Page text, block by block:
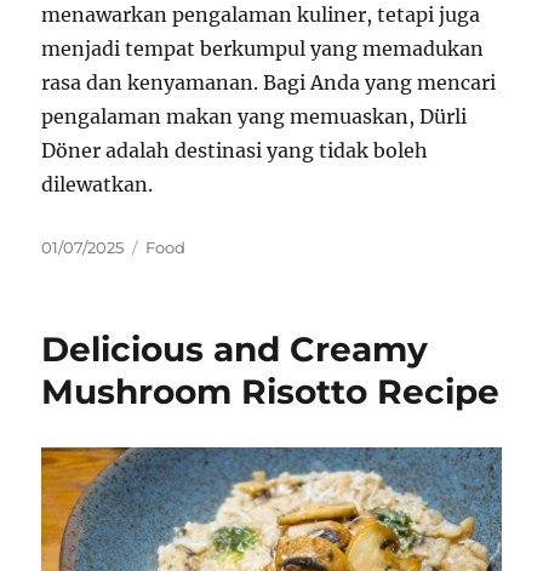
menawarkan pengalaman kuliner, tetapi juga
menjadi tempat berkumpul yang memadukan
rasa dan kenyamanan. Bagi Anda yang mencari
pengalaman makan yang memuaskan, Dürli
Döner adalah destinasi yang tidak boleh
dilewatkan.
Posted
01/07/2025 Categories
Food
Delicious and Creamy
Mushroom Risotto Recipe